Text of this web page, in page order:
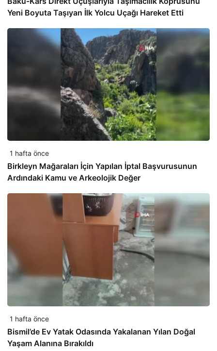
Yeni Boyuta Taşıyan İlk Yolcu Uçağı Hareket Etti
1 hafta önce
Birkleyn Mağaraları İçin Yapılan İptal Başvurusunun
Ardındaki Kamu ve Arkeolojik Değer
1 hafta önce
Bismil’de Ev Yatak Odasında Yakalanan Yılan Doğal
Yaşam Alanına Bırakıldı